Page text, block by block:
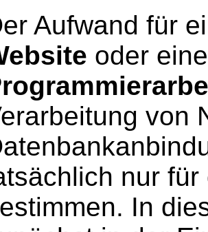
Aufwand für
oder
von
nur
In